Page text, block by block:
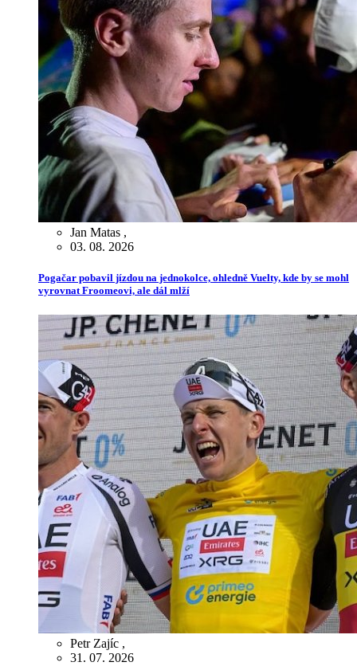
Jan Matas ,
03. 08. 2026
Pogačar pobavil jízdou na jednokolce, ohledně Vuelty, kde by se mohl
vyrovnat Froomeovi, ale dál mlží
Petr Zajíc ,
31. 07. 2026